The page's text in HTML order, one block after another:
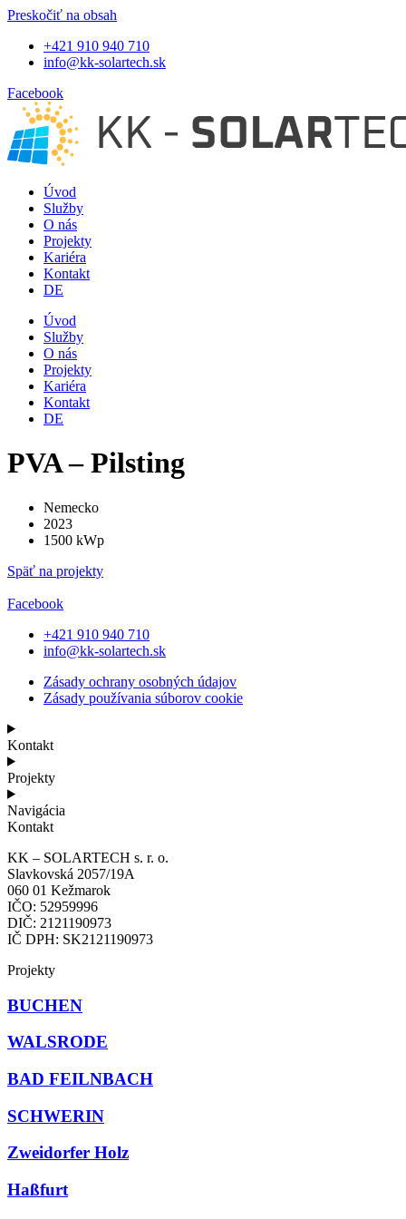
Preskočiť na obsah
+421 910 940 710
info@kk-solartech.sk
Facebook
Úvod
Služby
O nás
Projekty
Kariéra
Kontakt
DE
Úvod
Služby
O nás
Projekty
Kariéra
Kontakt
DE
PVA – Pilsting
Nemecko
2023
1500 kWp
Späť na projekty
Facebook
+421 910 940 710
info@kk-solartech.sk
Zásady ochrany osobných údajov
Zásady používania súborov cookie
Kontakt
Projekty
Navigácia
Kontakt
KK – SOLARTECH s. r. o.
Slavkovská 2057/19A
060 01 Kežmarok
IČO: 52959996
DIČ: 2121190973
IČ DPH: SK2121190973
Projekty
BUCHEN
WALSRODE
BAD FEILNBACH
SCHWERIN
Zweidorfer Holz
Haßfurt